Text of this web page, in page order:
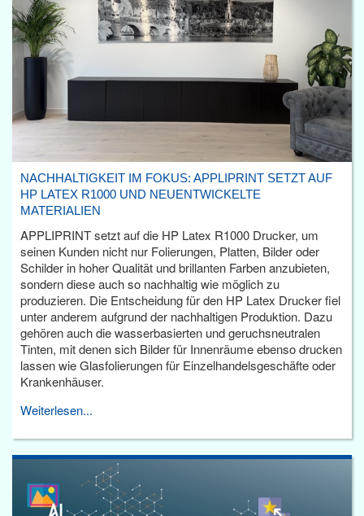
NACHHALTIGKEIT IM FOKUS: APPLIPRINT SETZT AUF
HP LATEX R1000 UND NEUENTWICKELTE
MATERIALIEN
APPLIPRINT setzt auf die HP Latex R1000 Drucker, um
seinen Kunden nicht nur Folierungen, Platten, Bilder oder
Schilder in hoher Qualität und brillanten Farben anzubieten,
sondern diese auch so nachhaltig wie möglich zu
produzieren. Die Entscheidung für den HP Latex Drucker fiel
unter anderem aufgrund der nachhaltigen Produktion. Dazu
gehören auch die wasserbasierten und geruchsneutralen
Tinten, mit denen sich Bilder für Innenräume ebenso drucken
lassen wie Glasfolierungen für Einzelhandelsgeschäfte oder
Krankenhäuser.
Weiterlesen...